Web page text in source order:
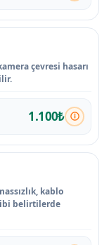
çevresi hasarı
1.100₺
kablo
belirtilerde